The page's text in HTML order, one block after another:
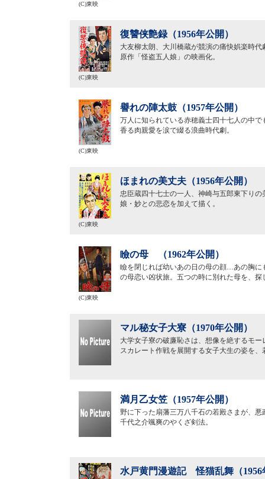
(C)東映
復讐侠艶録（1956年公開）
大友柳太朗、大川橋蔵が競演の痛快娯楽時
原作「怪盗五人娘」の映画化。
(C)東映
譽れの陣太鼓（1957年公開）
万人に知られている赤穂義士四十七人の中
香る肉親愛を涙で綴る浪曲時代劇。
(C)東映
ほまれの美丈夫（1956年公開）
忠臣蔵四十七士の一人、神崎与五郎東下り
娘・妙との悲恋を加えて描く。
(C)東映
瞼の母 （1962年公開）
瞼を閉じれば幼いあの日の母の顔…あの胸に
の母恋い凶状旅。五つの時に別れた母を、
(C)東映
マル秘女子大寮（1970年公開）
大学女子寮の破廉恥さは、想像を絶するモ
スカレート作戦を展開する女子大生の姿を
満月乙女笠（1957年公開）
野に下った扇藩三万八千石の若殿さまが、
千代之介颯爽のやくざ剣法。
水戸黄門漫遊記 怪猫乱舞（1956